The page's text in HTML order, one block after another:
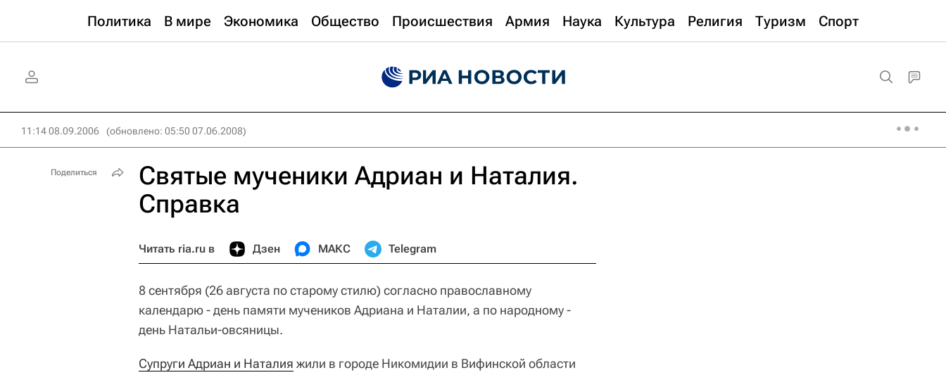
Политика В мире Экономика Общество Происшествия Армия Наука Культура Религия Туризм Спорт
11:14 08.09.2006 (обновлено: 05:50 07.06.2008)
Святые мученики Адриан и Наталия.
Справка
Читать ria.ru в Дзен МАКС Telegram
8 сентября (26 августа по старому стилю) согласно православному
календарю - день памяти мучеников Адриана и Наталии, а по народному -
день Натальи-овсяницы.
Супруги Адриан и Наталия жили в городе Никомидии в Вифинской области
Поделиться